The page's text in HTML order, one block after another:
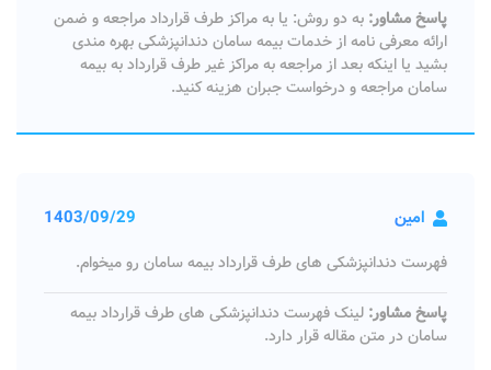
پاسخ مشاور: به دو روش: یا به مراکز طرف قرارداد مراجعه و ضمن
ارائه معرفی نامه از خدمات بیمه سامان دندانپزشکی بهره مندی
بشید یا اینکه بعد از مراجعه به مراکز غیر طرف قرارداد به بیمه
سامان مراجعه و درخواست جبران هزینه کنید.
امین 1403/09/29
فهرست دندانپزشکی های طرف قرارداد بیمه سامان رو میخوام.
پاسخ مشاور: لینک فهرست دندانپزشکی های طرف قرارداد بیمه
سامان در متن مقاله قرار دارد.